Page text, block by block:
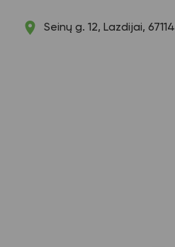
Seinų g. 12, Lazdijai, 67114